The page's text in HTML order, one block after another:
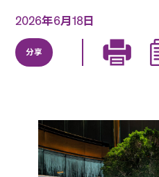
2026年6月18日
分享